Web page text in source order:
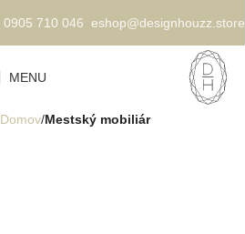
MENU
Domov Mestský mobiliár
0905 710 046 eshop@designhouzz.store